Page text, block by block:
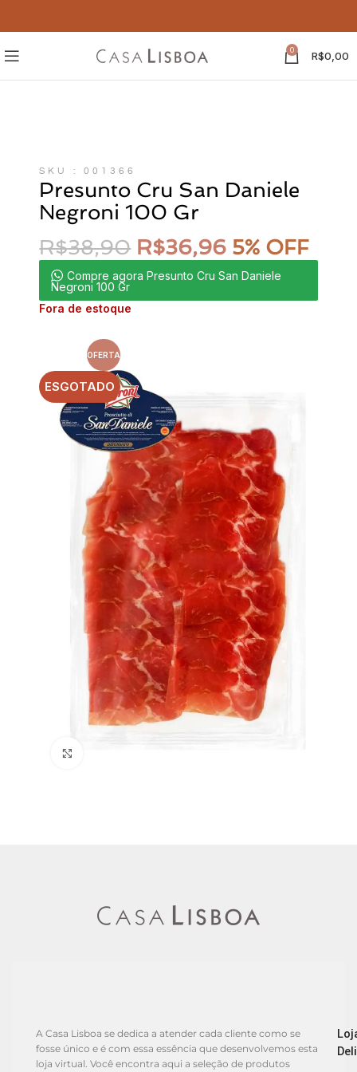
0 R$0,00
OFERTA
ESGOTADO
SKU : 001366
Presunto Cru San Daniele
Negroni 100 Gr
R$38,90 R$36,96 5% OFF
Compre agora Presunto Cru San Daniele
Negroni 100 Gr
Fora de estoque
A Casa Lisboa se dedica a atender cada cliente como se
fosse único e é com essa essência que desenvolvemos esta
loja virtual. Você encontra aqui a seleção de produtos